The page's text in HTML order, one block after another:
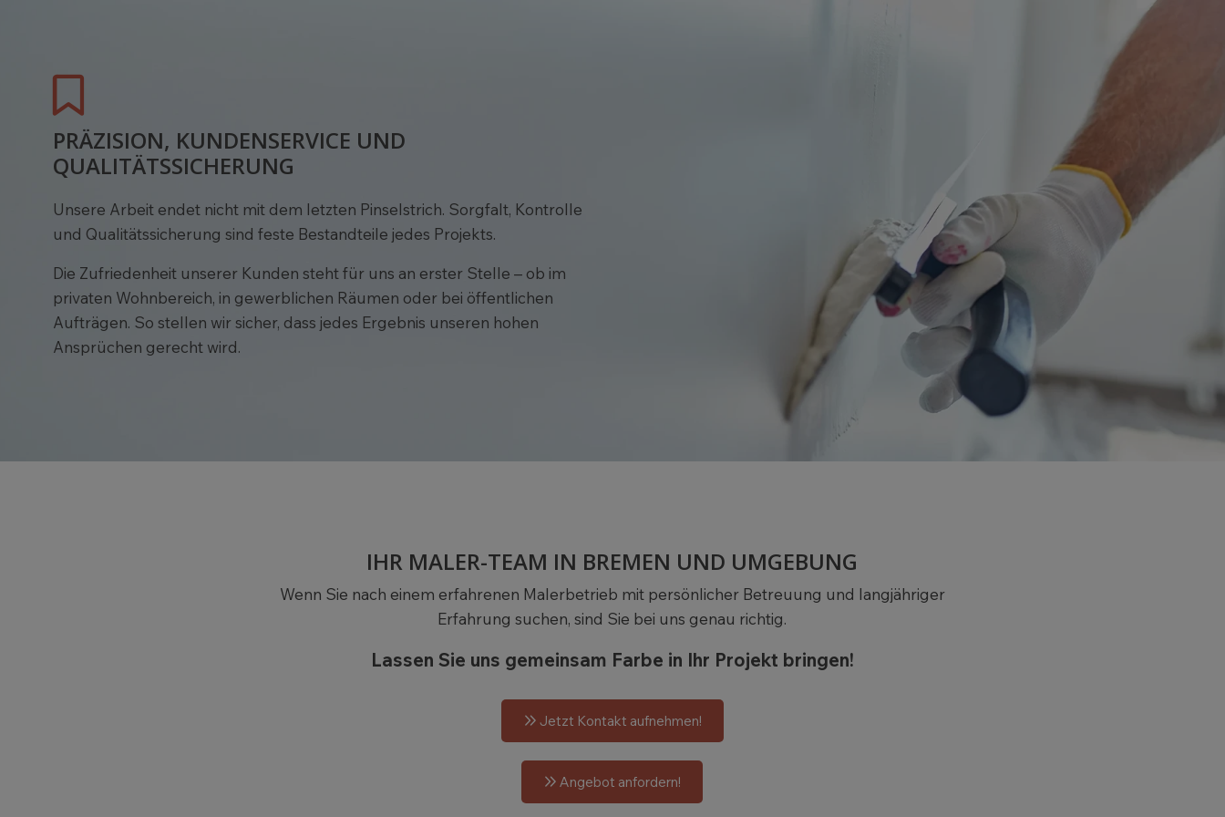
PRÄZISION, KUNDENSERVICE UND
QUALITÄTSSICHERUNG
Unsere Arbeit endet nicht mit dem letzten Pinselstrich. Sorgfalt, Kontrolle
und Qualitätssicherung sind feste Bestandteile jedes Projekts.
Die Zufriedenheit unserer Kunden steht für uns an erster Stelle – ob im
privaten Wohnbereich, in gewerblichen Räumen oder bei öffentlichen
Aufträgen. So stellen wir sicher, dass jedes Ergebnis unseren hohen
Ansprüchen gerecht wird.
IHR MALER-TEAM IN BREMEN UND UMGEBUNG
Wenn Sie nach einem erfahrenen Malerbetrieb mit persönlicher Betreuung und langjähriger
Erfahrung suchen, sind Sie bei uns genau richtig.
Lassen Sie uns gemeinsam Farbe in Ihr Projekt bringen!
Jetzt Kontakt aufnehmen!
Angebot anfordern!